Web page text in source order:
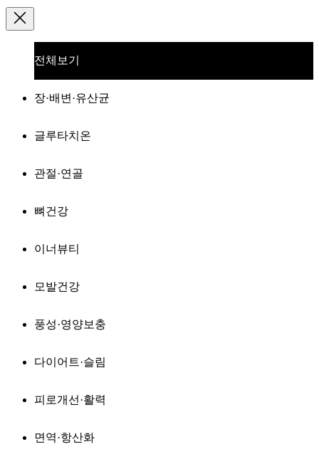
전체보기
장·배변·유산균
글루타치온
관절·연골
뼈건강
이너뷰티
모발건강
풍성·영양보충
다이어트·슬림
피로개선·활력
면역·항산화